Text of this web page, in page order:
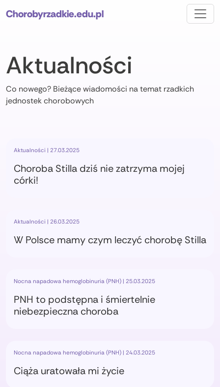
Chorobyrzadkie.edu.pl
Aktualności
Co nowego? Bieżące wiadomości na temat rzadkich
jednostek chorobowych
Aktualności | 27.03.2025
Choroba Stilla dziś nie zatrzyma mojej
córki!
Aktualności | 26.03.2025
W Polsce mamy czym leczyć chorobę Stilla
Nocna napadowa hemoglobinuria (PNH) | 25.03.2025
PNH to podstępna i śmiertelnie
niebezpieczna choroba
Nocna napadowa hemoglobinuria (PNH) | 24.03.2025
Ciąża uratowała mi życie